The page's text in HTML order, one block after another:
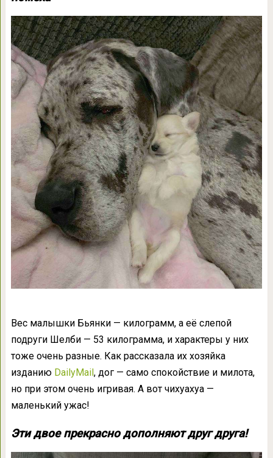
Вес малышки Бьянки — килограмм, а её слепой
подруги Шелби — 53 килограмма, и характеры у них
тоже очень разные. Как рассказала их хозяйка
изданию DailyMail, дог — само спокойствие и милота,
но при этом очень игривая. А вот чихуахуа —
маленький ужас!
Эти двое прекрасно дополняют друг друга!